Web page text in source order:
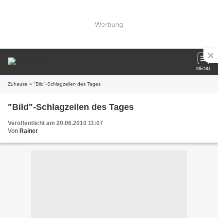
Werbung
MENU
Zuhause » "Bild"-Schlagzeilen des Tages
"Bild"-Schlagzeilen des Tages
Veröffentlicht am 20.06.2010 11:07
Von Rainer